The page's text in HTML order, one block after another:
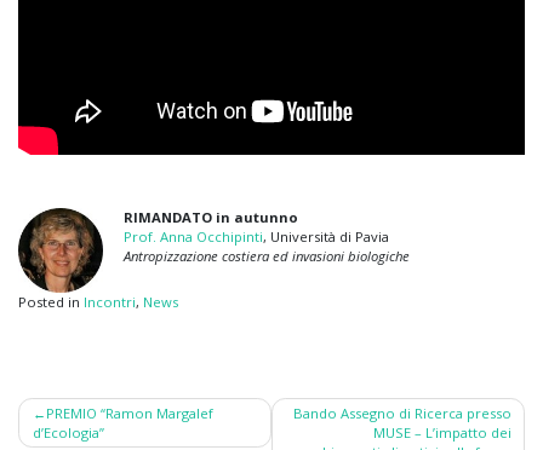
RIMANDATO in autunno
Prof. Anna Occhipinti, Università di Pavia
Antropizzazione costiera ed invasioni biologiche
Posted in Incontri, News
Post
PREMIO “Ramon Margalef
d’Ecologia”
Bando Assegno di Ricerca presso
MUSE – L’impatto dei